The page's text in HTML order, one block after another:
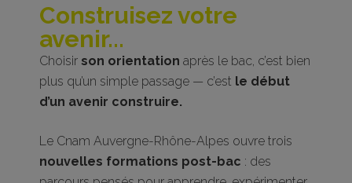
Construisez votre
avenir...
Choisir son orientation après le bac, c’est bien
plus qu’un simple passage — c’est le début
d’un avenir construire.
Le Cnam Auvergne-Rhône-Alpes ouvre trois
nouvelles formations post-bac : des